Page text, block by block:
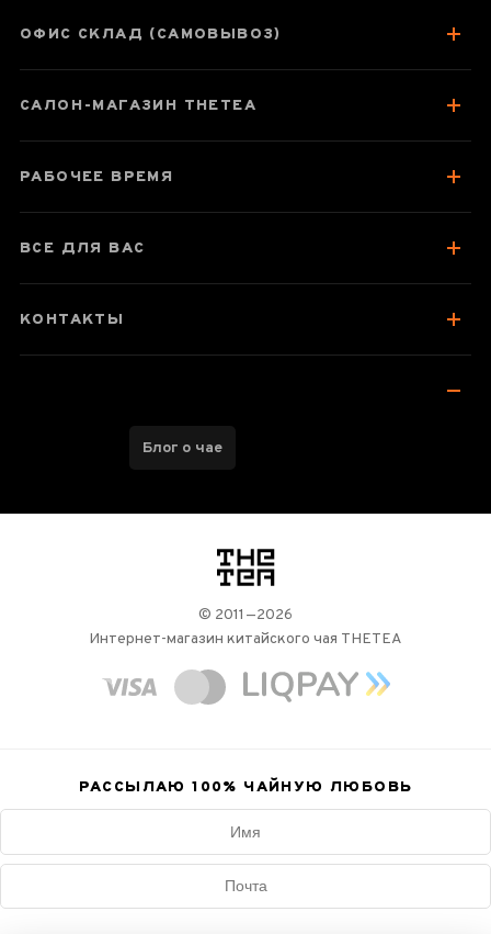
ОФИС СКЛАД (САМОВЫВОЗ)
САЛОН-МАГАЗИН THETEA
РАБОЧЕЕ ВРЕМЯ
ВСЕ ДЛЯ ВАС
КОНТАКТЫ
Блог о чае
логотип
© 2011—2026
Интернет-магазин китайского чая THETEA
РАССЫЛАЮ 100% ЧАЙНУЮ ЛЮБОВЬ